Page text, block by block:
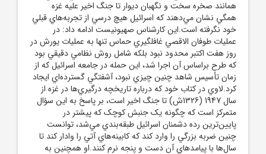
همانند صخره سخت و نگهبان ديوار تا جنگ اخير عليه غزه
همگي نشان مي‌دهند که اسرائيل هيچ درسي از تجربه‌هاي قبلي
خود نگرفته است.اين کارشناس صهيونيست ادامه داد: در
عمليات طوفان الاقصي غافلگيري حماس تنها به عمليات يورش در
روز هفت اکتبر محدود نبود بلکه شامل روش نظامي دقيقي بود
که طرح براساس آن اجرا شد، اين حمله در جامعه اسرائيل که از
زمان تأسيس شاهد چنين چيزي نبود، آشفتگي گسترده‌اي ايجاد
کرد.لاوي در کتاب خود که درباره تاريخچه درگيري‌ها در غزه از
سال 1947 (1326ش) تا جنگ اخير است، بر پاسخ به اين سؤال
متمرکز است که چگونه يک جنبش کوچک که پيشتر در
پايين‌ترين رده دشمنان اسرائيل طبقه‌بندي مي‌شد، توانست
چنين ضربه بزرگي را وارد کند که کابينه‌هاي آتي را وادار کند تا
سال‌ها با پيامدهاي آن دست و پنجه نرم کنند.او همچنين به